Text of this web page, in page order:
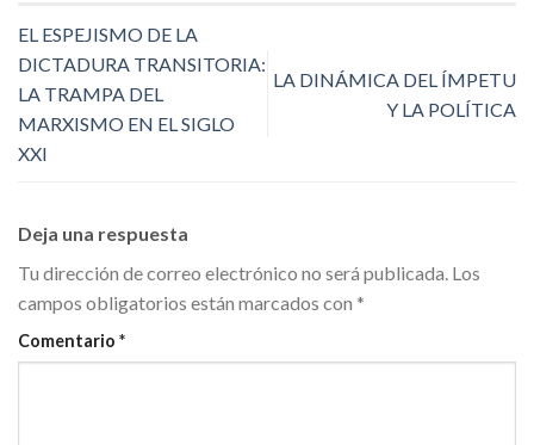
EL ESPEJISMO DE LA
DICTADURA TRANSITORIA:
LA TRAMPA DEL
MARXISMO EN EL SIGLO
XXI
LA DINÁMICA DEL ÍMPETU
Y LA POLÍTICA
Deja una respuesta
Tu dirección de correo electrónico no será publicada. Los
campos obligatorios están marcados con *
Comentario *